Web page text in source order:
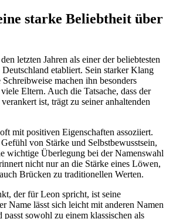
starke Beliebtheit über
letzten Jahren als einer der beliebtesten
Deutschland etabliert. Sein starker Klang
machen ihn besonders
Eltern. Auch die Tatsache, dass der
ist, trägt zu seiner anhaltenden
mit positiven Eigenschaften assoziiert.
von Stärke und Selbstbewusstsein,
wichtige Überlegung bei der Namenswahl
nicht nur an die Stärke eines Löwen,
Brücken zu traditionellen Werten.
der für Leon spricht, ist seine
Name lässt sich leicht mit anderen Namen
sowohl zu einem klassischen als